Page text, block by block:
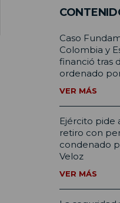
Caso
Colombia y
financió tras
ordenado
VER MÁS
Ejército pide
retiro con
condenado
Veloz
VER MÁS